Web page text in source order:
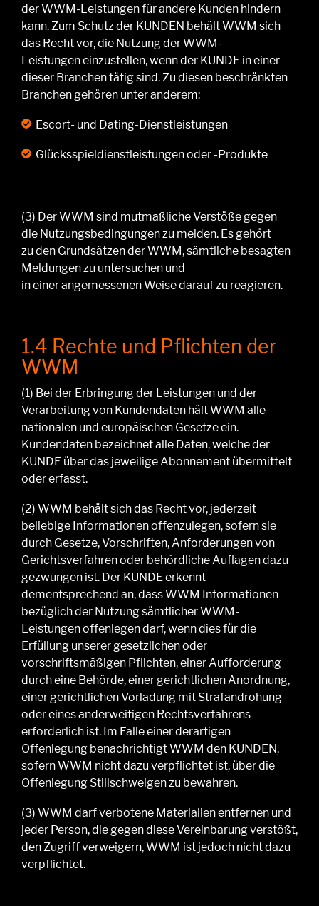
derWWM-Leistungenfür andere Kunden hindern
kann. Zum Schutz der KUNDEN behält WWM sich
das Recht vor, die Nutzung derWWM-
Leistungeneinzustellen, wenn der KUNDE in einer
dieser Branchen tätig sind. Zu diesen beschränkten
Branchen gehören unter anderem:
Escort- und Dating-Dienstleistungen
Glücksspieldienstleistungen oder -Produkte
(3) Der WWM sind mutmaßliche Verstöße gegen
die Nutzungsbedingungenzu melden. Es gehört
zu den Grundsätzender WWM, sämtliche besagten
Meldungen zu untersuchen und
ineinerangemessenen Weise darauf zu reagieren.
1.4 Rechte und Pflichten der
WWM
(1) Bei der Erbringung der Leistungen und der
Verarbeitung von Kundendaten hält WWM alle
nationalen und europäischen Gesetze ein.
Kundendaten bezeichnet alle Daten, welche der
KUNDE über das jeweilige Abonnement übermittelt
oder erfasst.
(2) WWM behält sich das Recht vor, jederzeit
beliebige Informationen offenzulegen, sofern sie
durch Gesetze, Vorschriften, Anforderungen von
Gerichtsverfahren oder behördliche Auflagen dazu
gezwungen ist. Der KUNDE erkennt
dementsprechend an, dass WWM Informationen
bezüglich der Nutzung sämtlicher WWM-
Leistungenoffenlegendarf, wenn dies für die
Erfüllung unserer gesetzlichen oder
vorschriftsmäßigen Pflichten, einer Aufforderung
durch eine Behörde, einer gerichtlichen Anordnung,
einer gerichtlichen Vorladung mit Strafandrohung
oder eines anderweitigen Rechtsverfahrens
erforderlich ist. Im Falle einer derartigen
Offenlegung benachrichtigt WWM den KUNDEN,
sofernWWM nicht dazu verpflichtet ist, über die
Offenlegung Stillschweigen zu bewahren.
(3) WWM darf verbotene Materialien entfernen und
jeder Person, die gegen diese Vereinbarung verstößt,
den Zugriff verweigern,WWM ist jedoch nicht dazu
verpflichtet.